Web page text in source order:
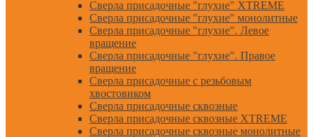
Сверла присадочные "глухие" XTREME
Сверла присадочные "глухие" монолитные
Сверла присадочные "глухие". Левое
вращение
Сверла присадочные "глухие". Правое
вращение
Сверла присадочные с резьбовым
хвостовиком
Сверла присадочные сквозные
Сверла присадочные сквозные XTREME
Сверла присадочные сквозные монолитные